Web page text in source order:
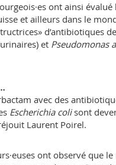
ont ainsi
et ailleurs dans le
d’antibiotiques
et Pseudomonas
avec des
Escherichia colisont
Laurent Poirel.
ont observé